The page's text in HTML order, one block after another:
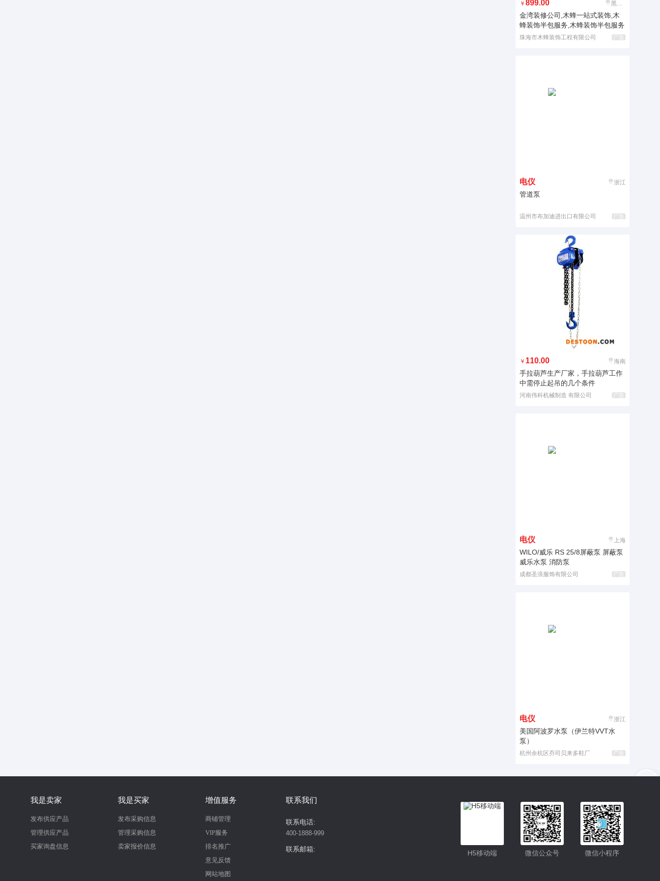
￥ 899.00 黑龙江
金湾装修公司,木蜂一站式装饰,木
蜂装饰半包服务,木蜂装饰半包服务
珠海市木蜂装饰工程有限公司 广告
电仪 浙江
管道泵
温州市布加迪进出口有限公司 广告
￥ 110.00 海南
手拉葫芦生产厂家，手拉葫芦工作
中需停止起吊的几个条件
河南伟科机械制造 有限公司 广告
电仪 上海
WILO/威乐 RS 25/8屏蔽泵 屏蔽泵
威乐水泵 消防泵
成都圣浪服饰有限公司 广告
电仪 浙江
美国阿波罗水泵（伊兰特VVT水
泵）
杭州余杭区乔司贝来多鞋厂 广告
我是卖家
发布供应产品
管理供应产品
买家询盘信息
我是买家
发布采购信息
管理采购信息
卖家报价信息
增值服务
商铺管理
VIP服务
排名推广
意见反馈
网站地图
联系我们
联系电话:
400-1888-999
联系邮箱: 微信小程序
微信公众号
H5移动端